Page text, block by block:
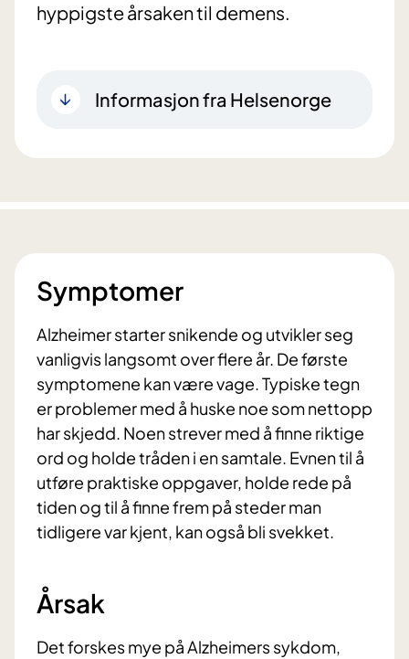
hyppigste årsaken til demens.
Informasjon fra Helsenorge
Symptomer
Alzheimer starter snikende og utvikler seg
vanligvis langsomt over flere år. De første
symptomene kan være vage. Typiske tegn
er problemer med å huske noe som nettopp
har skjedd. Noen strever med å finne riktige
ord og holde tråden i en samtale. Evnen til å
utføre praktiske oppgaver, holde rede på
tiden og til å finne frem på steder man
tidligere var kjent, kan også bli svekket.
Årsak
Det forskes mye på Alzheimers sykdom,